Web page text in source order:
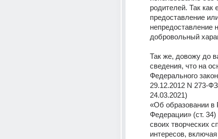
родителей. Так как
предоставление
непредоставление
добровольный
Так же, довожу до
сведения, что на
Федерального
29.12.2012 N 273-
24.03.2021)
«Об образовании в
Федерации» (ст. 34)
своих творческих
интересов,